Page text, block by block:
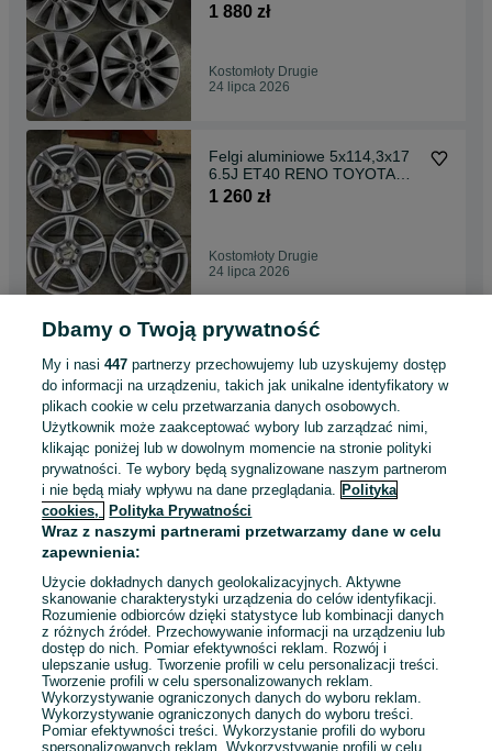
1 880 zł
Kostomłoty Drugie
24 lipca 2026
Felgi aluminiowe 5x114,3x17
6.5J ET40 RENO TOYOTA
NISSAN SUZUKI
1 260 zł
Kostomłoty Drugie
24 lipca 2026
Felgi aluminiowe 5x114,3x17
7J ET48 MAZDA RENAULT
KIA HONDA SUZUKI
1 360 zł
Kostomłoty Drugie
24 lipca 2026
5x112x17 et54 7,j mini
Lublin
23 lipca 2026
1 ... 6 ... 17
Dbamy o Twoją prywatność
My i nasi447 partnerzy przechowujemy lub uzyskujemy dostęp
do informacji na urządzeniu, takich jak unikalne identyfikatory w
plikach cookie w celu przetwarzania danych osobowych.
Użytkownik może zaakceptować wybory lub zarządzać nimi,
klikając poniżej lub w dowolnym momencie na stronie polityki
prywatności. Te wybory będą sygnalizowane naszym partnerom
i nie będą miały wpływu na dane przeglądania. Polityka
cookies,
Polityka Prywatności
Wraz z naszymi partnerami przetwarzamy dane w celu
zapewnienia:
Użycie dokładnych danych geolokalizacyjnych. Aktywne
skanowanie charakterystyki urządzenia do celów identyfikacji.
Rozumienie odbiorców dzięki statystyce lub kombinacji danych
z różnych źródeł. Przechowywanie informacji na urządzeniu lub
dostęp do nich. Pomiar efektywności reklam. Rozwój i
ulepszanie usług. Tworzenie profili w celu personalizacji treści.
Tworzenie profili w celu spersonalizowanych reklam.
Wykorzystywanie ograniczonych danych do wyboru reklam.
Wykorzystywanie ograniczonych danych do wyboru treści.
Pomiar efektywności treści. Wykorzystanie profili do wyboru
spersonalizowanych reklam. Wykorzystywanie profili w celu